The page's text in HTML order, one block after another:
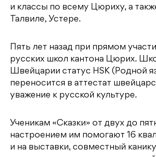
и классы по всему Цюриху, а
Талвиле, Устере.
Пять лет назад при прямом
русских школ кантона Цюрих.
Швейцарии статус HSK (Родной
переносится в аттестат
уважение к русской культуре.
Ученикам «Сказки» от двух до
настроением им помогают 16
и на выставки, совместный